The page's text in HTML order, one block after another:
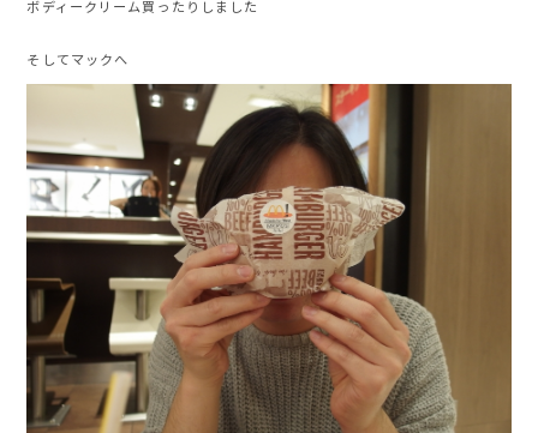
ボディークリーム買ったりしました
そしてマックへ